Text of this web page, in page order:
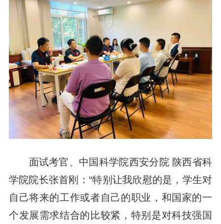
面试考官、中国科学院西安分院 陕西省科
学院院长张首刚：“特别让我欣慰的是，学生对
自己将来的工作或者自己的职业，和国家的一
个发展需求结合的比较紧，特别是对科技强国
前往APP